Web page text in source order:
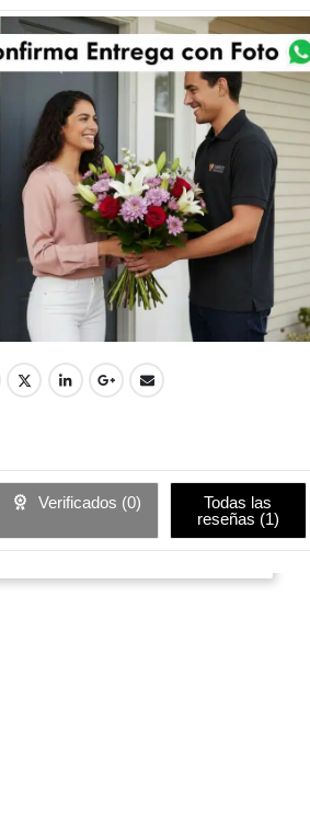
Verificados (0)
Todas las
reseñas (1)